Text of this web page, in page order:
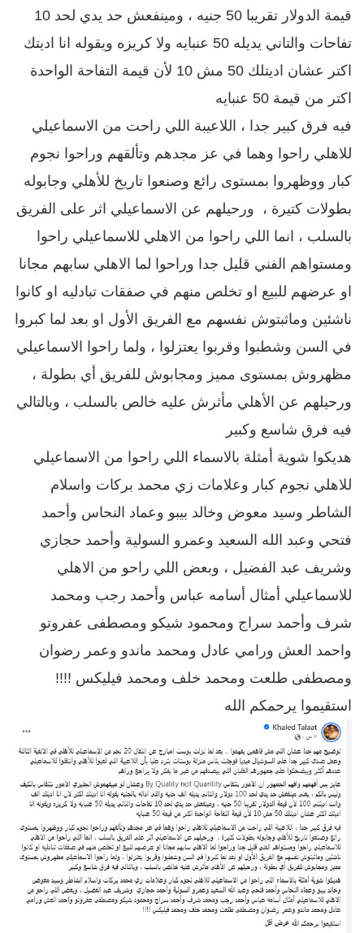
قيمة الدولار تقريبا 50 جنيه ، ومينفعش حد يدي لحد 10
تفاحات والتاني يديله 50 عنبايه ولا كريزه ويقوله انا اديتك
اكتر عشان اديتلك 50 مش 10 لأن قيمة التفاحة الواحدة
اكتر من قيمة 50 عنبايه
فيه فرق كبير جدا ، اللاعيبة اللي راحت من الاسماعيلي
للاهلي راحوا وهما في عز مجدهم وتألقهم وراحوا نجوم
كبار ووظهروا بمستوى رائع وصنعوا تاريخ للأهلي وجابوله
بطولات كتيرة ، ورحيلهم عن الاسماعيلي اثر على الفريق
بالسلب ، انما اللي راحوا من الاهلي للاسماعيلي راحوا
ومستواهم الفني قليل جدا وراحوا لما الاهلي سابهم مجانا
او عرضهم للبيع او تخلص منهم في صفقات تبادليه او كانوا
ناشئين وماثبتوش نفسهم مع الفريق الأول او بعد لما كبروا
في السن وشطبوا وقربوا يعتزلوا ، ولما راحوا الاسماعيلي
مظهروش بمستوى مميز ومجابوش للفريق أي بطولة ،
ورحيلهم عن الأهلي مأثرش عليه خالص بالسلب ، وبالتالي
فيه فرق شاسع وكبير
هديكوا شوية أمثلة بالاسماء اللي راحوا من الاسماعيلي
للاهلي نجوم كبار وعلامات زي محمد بركات واسلام
الشاطر وسيد معوض وخالد بيبو وعماد النحاس وأحمد
فتحي وعبد الله السعيد وعمرو السولية وأحمد حجازي
وشريف عبد الفضيل ، وبعض اللي راحو من الاهلي
للاسماعيلي أمثال أسامه عباس وأحمد رجب ومحمد
شرف وأحمد سراج ومحمود شيكو ومصطفى عفروتو
واحمد العش ورامي عادل ومحمد ماندو وعمر رضوان
ومصطفى طلعت ومحمد خلف ومحمد فيليكس !!!!
استقيموا يرحمكم الله